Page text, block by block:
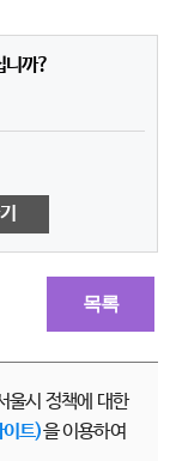
니까?
목록
울시 정책에 대한
트)을 이용하여